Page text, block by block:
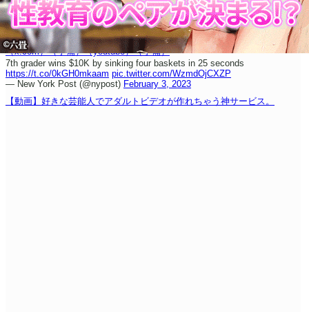
（x.com）（予備）（youtube）（予備）
7th grader wins $10K by sinking four baskets in 25 seconds
https://t.co/0kGH0mkaam pic.twitter.com/WzmdOjCXZP
— New York Post (@nypost) February 3, 2023
【動画】好きな芸能人でアダルトビデオが作れちゃう神サービス。